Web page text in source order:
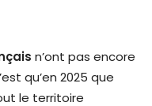
n’ont pas encore
qu’en 2025 que
le territoire